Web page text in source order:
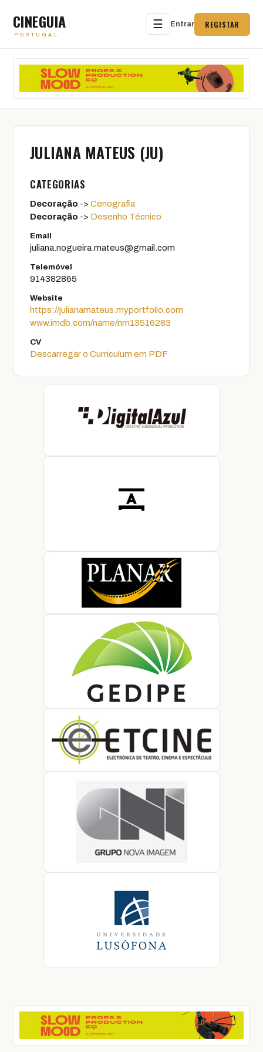
CINEGUIA
PORTUGAL
☰ Entrar REGISTAR
JULIANA MATEUS (JU)
CATEGORIAS
Decoração -> Cenografia
Decoração -> Desenho Técnico
Email
juliana.nogueira.mateus@gmail.com
Telemóvel
914382865
Website
https://julianamateus.myportfolio.com
www.imdb.com/name/nm13516283
CV
Descarregar o Curriculum em PDF